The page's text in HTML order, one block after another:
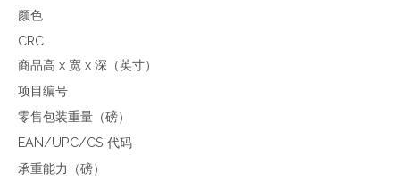
颜色
CRC
商品高 x 宽 x 深（英寸）
项目编号
零售包装重量（磅）
EAN/UPC/CS 代码
承重能力（磅）